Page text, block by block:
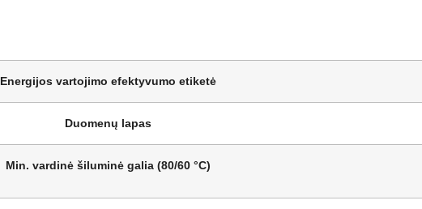
Energijos vartojimo efektyvumo etiketė
Duomenų lapas
Min. vardinė šiluminė galia (80/60 °C)